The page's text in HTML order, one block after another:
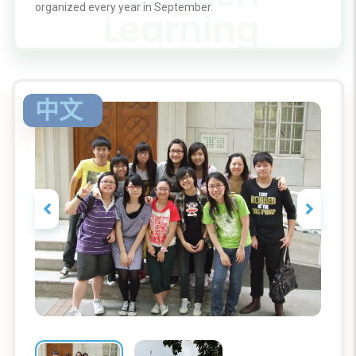
organized every year in September.
中文